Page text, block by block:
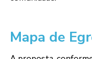
Mapa de